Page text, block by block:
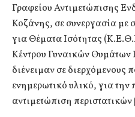
Γραφείου Αντιμετώπισης
Κοζάνης, σε συνεργασία με
για Θέματα Ισότητας
Κέντρου Γυναικών
διένειμαν σε διερχόμενους
ενημερωτικό υλικό, για
αντιμετώπιση